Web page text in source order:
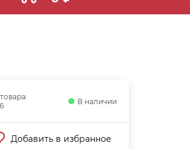
В наличии
Добавить в избранное